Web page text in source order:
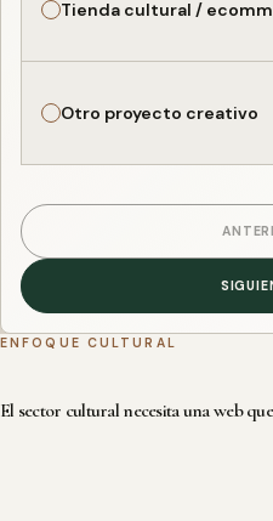
Tienda cultural /
Otro proyecto creativo
ENFOQUE CULTURAL
El sector cultural necesita una web